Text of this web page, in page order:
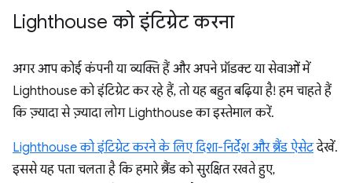
Lighthouse को इंटिग्रेट करना
अगर आप कोई कंपनी या व्यक्ति हैं और अपने प्रॉडक्ट या सेवाओं में
Lighthouse को इंटिग्रेट कर रहे हैं, तो यह बहुत बढ़िया है! हम चाहते हैं
कि ज़्यादा से ज़्यादा लोग Lighthouse का इस्तेमाल करें.
Lighthouse को इंटिग्रेट करने के लिए दिशा-निर्देश और ब्रैंड ऐसेटदेखें.
इससे यह पता चलता है कि हमारे ब्रैंड को सुरक्षित रखते हुए,